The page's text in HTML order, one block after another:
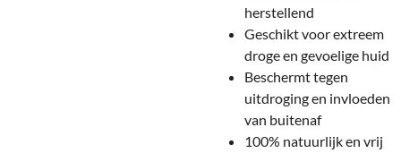
herstellend
Geschikt voor extreem
droge en gevoelige huid
Beschermt tegen
uitdroging en invloeden
van buitenaf
100% natuurlijk en vrij